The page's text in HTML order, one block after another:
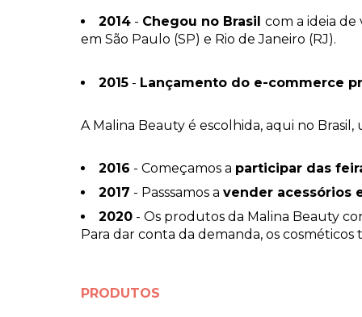
2014 - Chegou no Brasilcom a ideia
em São Paulo (SP) e Rio de Janeiro (RJ).
2015 - Lançamento do e-commerce
A Malina Beauty é escolhida, aqui no
2016 - Começamos a participar das
2017 - Passsamos avender acessórios
2020 - Os produtos da Malina Beauty
Para dar conta da demanda, os
PRODUTOS